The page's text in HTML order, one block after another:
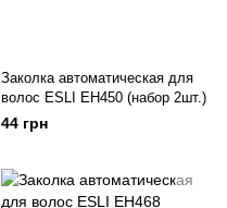
Заколка автоматическая для
волос ESLI EH450 (набор 2шт.)
44 грн